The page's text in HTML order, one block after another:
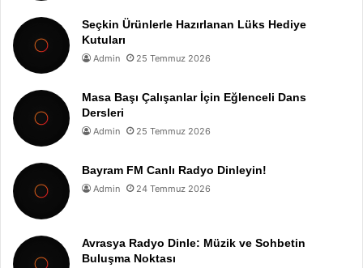
Seçkin Ürünlerle Hazırlanan Lüks Hediye
Kutuları
Admin 25 Temmuz 2026
Masa Başı Çalışanlar İçin Eğlenceli Dans
Dersleri
Admin 25 Temmuz 2026
Bayram FM Canlı Radyo Dinleyin!
Admin 24 Temmuz 2026
Avrasya Radyo Dinle: Müzik ve Sohbetin
Buluşma Noktası